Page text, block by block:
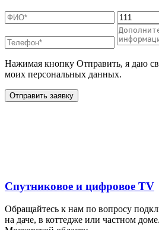
Нажимая кнопку Отправить, я даю
моих персональных данных.
Отправить заявку
Спутниковое и цифровое TV
Обращайтесь к нам по вопросу
на даче, в коттедже или частном